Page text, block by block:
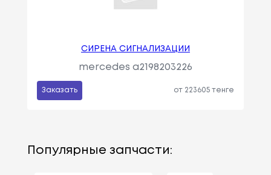
СИРЕНА СИГНАЛИЗАЦИИ
mercedes a2198203226
Заказать от 223605 тенге
Популярные запчасти: